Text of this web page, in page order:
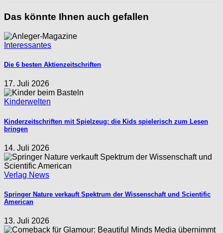
Das könnte Ihnen auch gefallen
Interessantes
Die 6 besten Aktienzeitschriften
17. Juli 2026
Kinderwelten
Kinderzeitschriften mit Spielzeug: die Kids spielerisch zum Lesen
bringen
14. Juli 2026
Verlag News
Springer Nature verkauft Spektrum der Wissenschaft und Scientific
American
13. Juli 2026